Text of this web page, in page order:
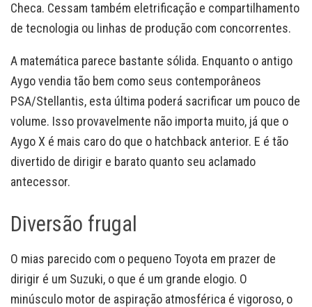
Checa. Cessam também eletrificação e compartilhamento
de tecnologia ou linhas de produção com concorrentes.
A matemática parece bastante sólida. Enquanto o antigo
Aygo vendia tão bem como seus contemporâneos
PSA/Stellantis, esta última poderá sacrificar um pouco de
volume. Isso provavelmente não importa muito, já que o
Aygo X é mais caro do que o hatchback anterior. E é tão
divertido de dirigir e barato quanto seu aclamado
antecessor.
Diversão frugal
O mias parecido com o pequeno Toyota em prazer de
dirigir é um Suzuki, o que é um grande elogio. O
minúsculo motor de aspiração atmosférica é vigoroso, o